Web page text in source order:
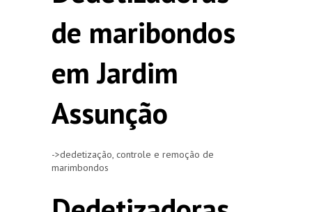
de maribondos
em Jardim
Assunção
->dedetização, controle e remoção de
marimbondos